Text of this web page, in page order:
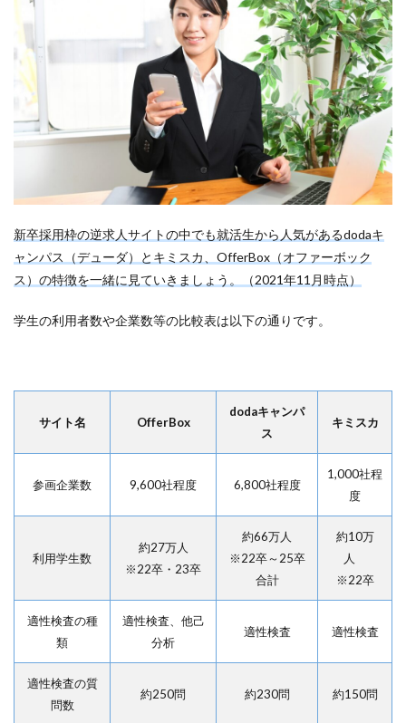
新卒採用枠の逆求人サイトの中でも就活生から人気があるdodaキ
ャンパス（デューダ）とキミスカ、OfferBox（オファーボック
ス）の特徴を一緒に見ていきましょう。（2021年11月時点）
学生の利用者数や企業数等の比較表は以下の通りです。
サイト名 OfferBox
dodaキャンパ
ス
キミスカ
参画企業数 9,600社程度 6,800社程度
1,000社程
度
利用学生数
約27万人
※22卒・23卒
約66万人
※22卒～25卒
合計
約10万
人
※22卒
適性検査の種
類
適性検査、他己
分析
適性検査 適性検査
適性検査の質
問数
約250問 約230問 約150問